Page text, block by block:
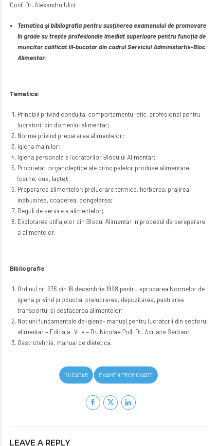
Conf. Dr. Alexandru Ulici
Tematica şi bibliografia pentru susţinerea examenului de promovare
în grade su trepte profesionale imediat superioare pentru funcţia de
muncitor calificat III-bucatar din cadrul Serviciul Administartiv-Bloc
Alimentar:
Tematica:
Principii privind conduita, comportamentul etic, profesional pentru
lucratorii din domeniul alimentar;
Norme privind prepararea alimentelor;
Igiena mainilor;
Igiena personala a lucratorilor Blocului Alimentar;
Proprietati organoleptice ale principalelor produse alimentare
(carne, oua, lapte);
Prepararea alimentelor: prelucrare termica, fierberea, prajirea,
inabusirea, coacerea, congelarea;
Reguli de servire a alimentelor;
Explotarea utiliajelor din Blocul Alimentar in procesul de pereperare
a alimentelor.
Bibliografie:
Ordinul nr. 976 din 16 decembrie 1998 pentru aprobarea Normelor de
igiena privind productia, prelucrarea, depozitarea, pastrarea
transportul si desfacerea alimentelor;
Notiuni fundamentale de igiena- manual pentru lucratorii din sectorul
alimentar – Editia a- V- a – Dr. Nicolae Poll, Dr. Adriana Serban;
Gastrotehnia, manual de dietetica.
BUCATAR EXAMEN PROMOVARE
LEAVE A REPLY